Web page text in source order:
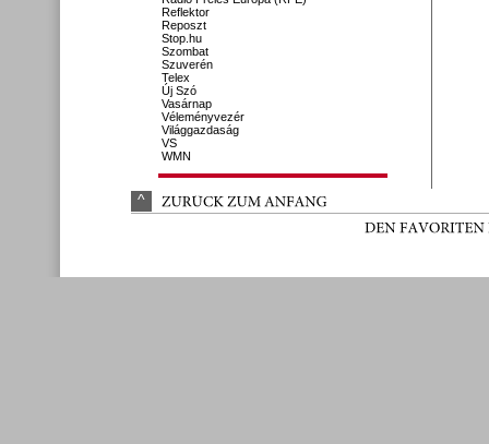
Reflektor
Reposzt
Stop.hu
Szombat
Szuverén
Telex
Új Szó
Vasárnap
Véleményvezér
Világgazdaság
VS
WMN
^ ZURÜCK ZUM ANFANG
DEN FAVORITEN